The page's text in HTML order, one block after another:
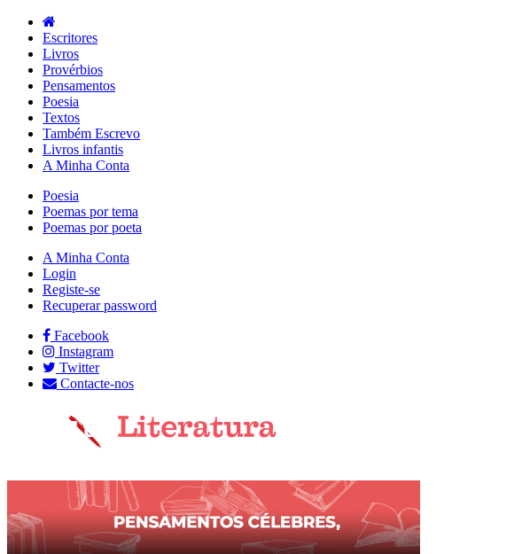
Escritores
Livros
Provérbios
Pensamentos
Poesia
Textos
Também Escrevo
Livros infantis
A Minha Conta
Poesia
Poemas por tema
Poemas por poeta
A Minha Conta
Login
Registe-se
Recuperar password
Facebook
Instagram
Twitter
Contacte-nos